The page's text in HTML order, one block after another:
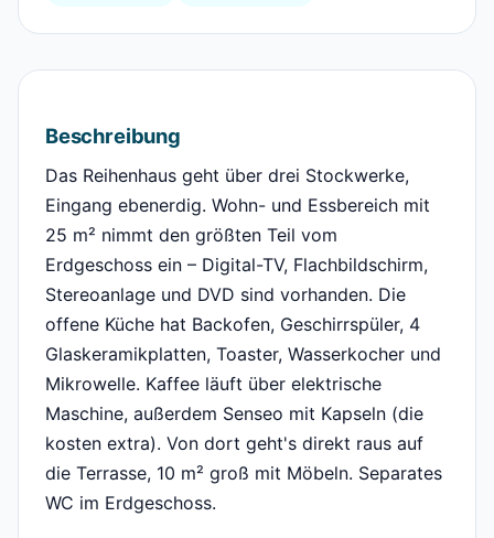
Beschreibung
Das Reihenhaus geht über drei Stockwerke,
Eingang ebenerdig. Wohn- und Essbereich mit
25 m² nimmt den größten Teil vom
Erdgeschoss ein – Digital-TV, Flachbildschirm,
Stereoanlage und DVD sind vorhanden. Die
offene Küche hat Backofen, Geschirrspüler, 4
Glaskeramikplatten, Toaster, Wasserkocher und
Mikrowelle. Kaffee läuft über elektrische
Maschine, außerdem Senseo mit Kapseln (die
kosten extra). Von dort geht's direkt raus auf
die Terrasse, 10 m² groß mit Möbeln. Separates
WC im Erdgeschoss.